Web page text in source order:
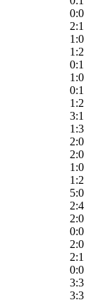
0:0
2:1
1:0
1:2
0:1
1:0
0:1
1:2
3:1
1:3
2:0
2:0
1:0
1:2
5:0
2:4
2:0
0:0
2:0
2:1
0:0
3:3
3:3